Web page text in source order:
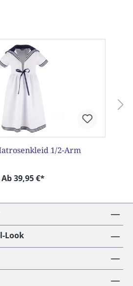
1/2-Arm
Ab 39,95 €*
Look